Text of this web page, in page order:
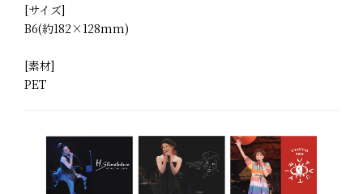
[サイズ]
B6(約182×128mm)
[素材]
PET